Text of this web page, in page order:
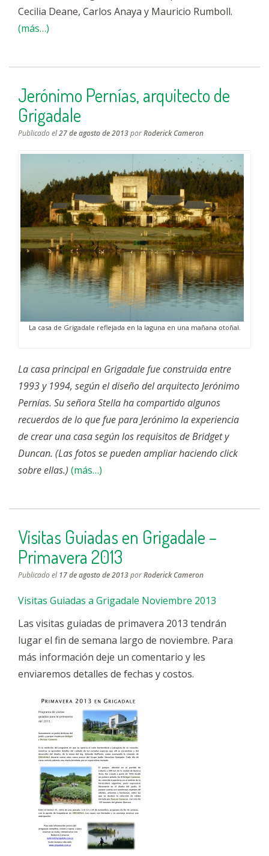
Cecilia Deane, Carlos Anaya y Mauricio Rumboll.
(más…)
Jerónimo Pernías, arquitecto de
Grigadale
Publicado el27 de agosto de 2013porRoderick Cameron
La casa de Grigadale reflejada en la laguna en una mañana otoñal.
La casa principal en Grigadale fue construida entre
1993 y 1994, según el diseño del arquitecto Jerónimo
Pernías. Su señora Stella ha compartido algunos
recuerdos de lo que fue para Jerónimo la experiencia
de crear una casa según los requisitos de Bridget y
Duncan. (Las fotos se pueden ampliar haciendo click
sobre ellas.) (más…)
Visitas Guiadas en Grigadale –
Primavera 2013
Publicado el 17 de agosto de 2013porRoderick Cameron
Visitas Guiadas a Grigadale Noviembre 2013
Las visitas guiadas de primavera 2013 tendrán
lugar el fin de semana largo de noviembre. Para
más información deje un comentario y les
enviaremos detalles de fechas y costos.